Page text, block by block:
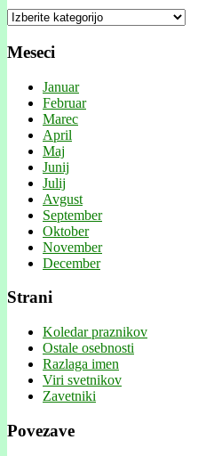
Kategorije
Meseci
Januar
Februar
Marec
April
Maj
Junij
Julij
Avgust
September
Oktober
November
December
Strani
Koledar praznikov
Ostale osebnosti
Razlaga imen
Viri svetnikov
Zavetniki
Povezave